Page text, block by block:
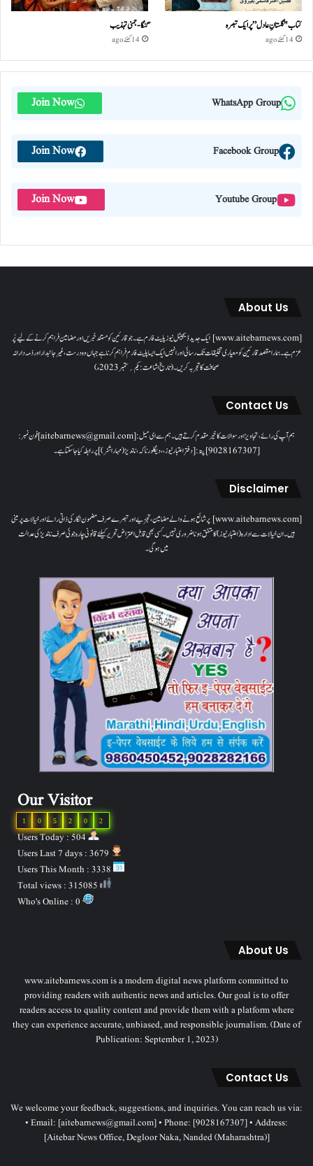
کتاب "گلستانِ عادل” پر ایک تبصرہ
14 گھنٹے ago
گنگا-جمنی تہذیب
14 گھنٹے ago
WhatsApp Group
Join Now
Facebook Group
Join Now
Youtube Group
Join Now
About Us
[www.aitebarnews.com] ایک جدید ڈیجیٹل نیوز پلیٹ فارم ہے۔ جو قارئین کو مستند خبریں اور مضامین فراہم کرنے کے لیے پُر
عزم ہے۔ ہمارا مقصدقارئین کو معیاری تخلیقات تک رسائی اور انہیں ایک ایسا پلیٹ فارم فراہم کرنا ہے جہاں وہ درست، غیر جانبدار اور ذمہ دارانہ
صحافت کا تجربہ کریں۔( تاریخ اشاعت : یکم؍ ستمبر 2023ء)
Contact Us
ہم آپ کی رائے، تجاویز اور سوالات کا خیرمقدم کرتے ہیں۔ ہم سےای میل: [aitebarnews@gmail.com]فون نمبر:
[9028167307]پتہ: [دفتر اعتبار نیوز، ، دیگلور ناکہ، ناندیڑ(مہاراشٹر) ] پر رابطہ کیا جاسکتا ہے۔
Disclaimer
[www.aitebarnews.com] پر شائع ہونے والے مضامین، تجزیے اور تبصرے صرف مضمون نگار کی ذاتی رائے اور خیالات پر مبنی
ہیں۔ ان خیالات سے ادارہ (اعتبار نیوز) کا متفق ہونا ضروری نہیں۔ کسی بھی قابل اعتراض تحریر کیلئے قانونی چارہ جوئی صرف ناندیڑ کی عدالت
میں ہوگی۔
Our Visitor
2
0
2
5
0
1
Users Today : 504
About Us
www.aitebarnews.com is a modern digital news platform committed to
providing readers with authentic news and articles. Our goal is to offer
readers access to quality content and provide them with a platform where
they can experience accurate, unbiased, and responsible journalism. (Date of
Publication: September 1, 2023)
Contact Us
We welcome your feedback, suggestions, and inquiries. You can reach us via:
• Email: [aitebarnews@gmail.com] • Phone: [9028167307] • Address:
[Aitebar News Office, Degloor Naka, Nanded (Maharashtra)]